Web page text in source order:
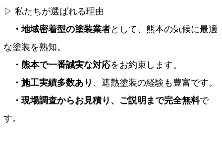
▷ 私たちが選ばれる理由
・地域密着型の塗装業者として、熊本の気候に最適
な塗装を熟知。
・熊本で一番誠実な対応をお約束します。
・施工実績多数あり 、遮熱塗装の経験も豊富です。
・現場調査からお見積り、ご説明まで完全無料で
す。